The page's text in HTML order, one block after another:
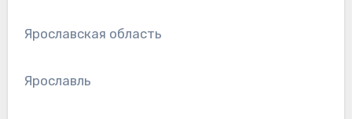
Ярославская область
Ярославль